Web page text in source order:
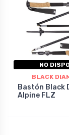
NO
BLACK
Bastón Black
Alpine FLZ